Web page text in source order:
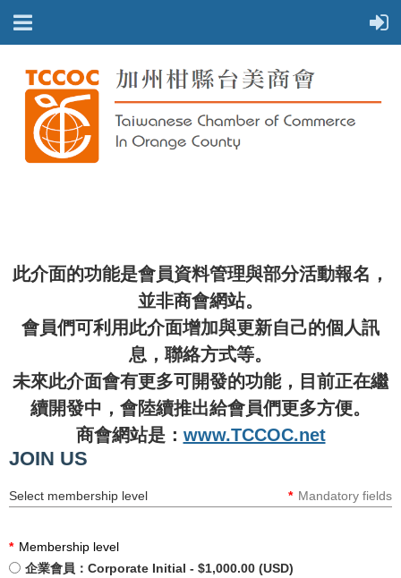
此介面的功能是會員資料管理與部分活動報名，
並非商會網站。
會員們可利用此介面增加與更新自己的個人訊
息，聯絡方式等。
未來此介面會有更多可開發的功能，目前正在繼
續開發中，會陸續推出給會員們更多方便。
商會網站是： www.TCCOC.net
JOIN US
Select membership level * Mandatory fields
* Membership level
企業會員：Corporate Initial - $1,000.00 (USD)